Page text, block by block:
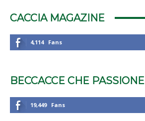
CACCIA MAGAZINE
4,114 Fans
BECCACCE CHE PASSIONE
19,449 Fans